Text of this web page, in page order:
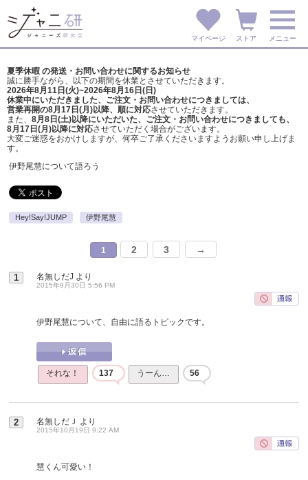
マイページ ストア メニュー
夏季休暇 の発送・お問い合わせに関するお知らせ
誠に勝手ながら、以下の期間を休業とさせていただきます。
2026年8月11日(火)~2026年8月16日(日)
休業中にいただきました、ご注文・お問い合わせにつきましては、
営業再開の8月17日(月)以降、順に対応させていただきます。
また、 8月8日(土)以降にいただいた、ご注文・ お問い合わせにつきましても、
8月17日(月)以降に対応させていただく場合がございます。
大変ご迷惑をおかけしますが、 何卒ご了承くださいますようお願い申し上げま
す。
伊野尾慧について語ろう
Hey!Say!JUMP 伊野尾慧
1 2 3 →
1 名無しだJ より
2015年9月30日 5:56 PM
伊野尾慧について、自由に語るトピックです。
それな！ 137 うーん… 56
2 名無しだＪ より
2015年10月19日 9:22 AM
慧くん可愛い！